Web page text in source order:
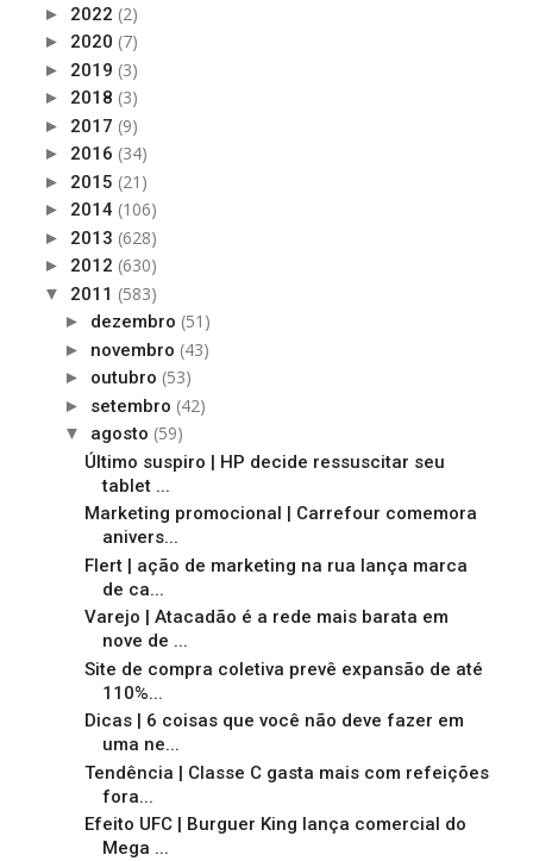
► 2022 (2)
► 2020 (7)
► 2019 (3)
► 2018 (3)
► 2017 (9)
► 2016 (34)
► 2015 (21)
► 2014 (106)
► 2013 (628)
► 2012 (630)
▼ 2011 (583)
► dezembro (51)
► novembro (43)
► outubro (53)
► setembro (42)
▼ agosto (59)
Último suspiro | HP decide ressuscitar seu
tablet ...
Marketing promocional | Carrefour comemora
anivers...
Flert | ação de marketing na rua lança marca
de ca...
Varejo | Atacadão é a rede mais barata em
nove de ...
Site de compra coletiva prevê expansão de até
110%...
Dicas | 6 coisas que você não deve fazer em
uma ne...
Tendência | Classe C gasta mais com refeições
fora...
Efeito UFC | Burguer King lança comercial do
Mega ...